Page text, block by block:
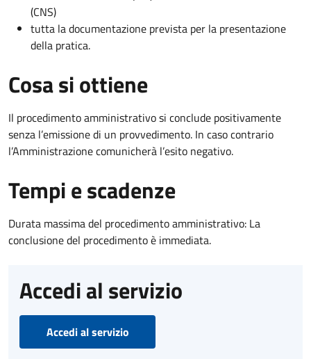
(CNS)
tutta la documentazione prevista per la presentazione
della pratica.
Cosa si ottiene
Il procedimento amministrativo si conclude positivamente
senza l’emissione di un provvedimento. In caso contrario
l’Amministrazione comunicherà l’esito negativo.
Tempi e scadenze
Durata massima del procedimento amministrativo: La
conclusione del procedimento è immediata.
Accedi al servizio
Accedi al servizio